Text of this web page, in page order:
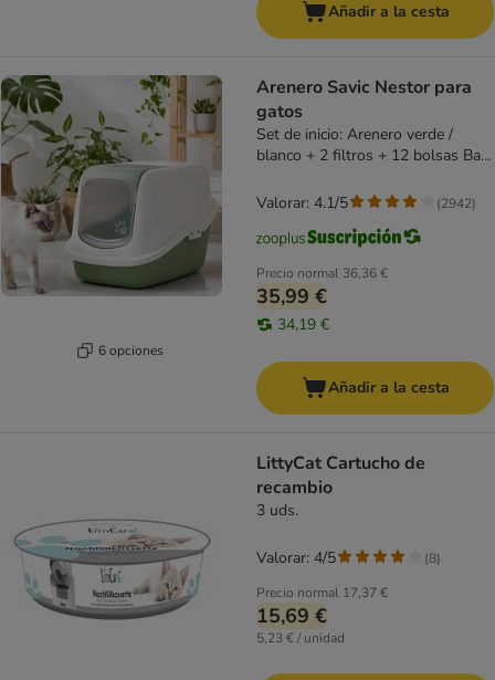
Añadir a la cesta
6 opciones
Arenero Savic Nestor para
gatos
Set de inicio: Arenero verde /
blanco + 2 filtros + 12 bolsas Bag
Precio normal 36,36 €
35,99 €
34,19 €
Valorar: 4.1/5 (2942)
Añadir a la cesta
LittyCat Cartucho de
recambio
3 uds.
Precio normal 17,37 €
15,69 €
5,23 € / unidad
Valorar: 4/5 (8)